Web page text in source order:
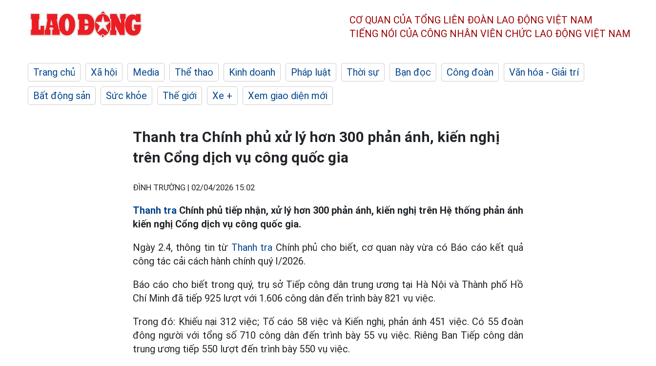
CƠ QUAN CỦA TỔNG LIÊN ĐOÀN LAO ĐỘNG VIỆT NAM
TIẾNG NÓI CỦA CÔNG NHÂN VIÊN CHỨC LAO ĐỘNG VIỆT NAM
Trang chủ Xã hội Media Thể thao Kinh doanh Pháp luật Thời sự Bạn đọc Công đoàn
Văn hóa - Giải trí
Bất động sản
Sức khỏe Thế giới Xe + Xem giao diện mới
Thanh tra Chính phủ xử lý hơn 300 phản ánh, kiến nghị
trên Cổng dịch vụ công quốc gia
ĐÌNH TRƯỜNG | 02/04/2026 15:02
Thanh tra Chính phủ tiếp nhận, xử lý hơn 300 phản ánh, kiến nghị trên Hệ thống phản ánh
kiến nghị Cổng dịch vụ công quốc gia.
Ngày 2.4, thông tin từ Thanh tra Chính phủ cho biết, cơ quan này vừa có Báo cáo kết quả
công tác cải cách hành chính quý I/2026.
Báo cáo cho biết trong quý, trụ sở Tiếp công dân trung ương tại Hà Nội và Thành phố Hồ
Chí Minh đã tiếp 925 lượt với 1.606 công dân đến trình bày 821 vụ việc.
Trong đó: Khiếu nại 312 việc; Tố cáo 58 việc và Kiến nghị, phản ánh 451 việc. Có 55 đoàn
đông người với tổng số 710 công dân đến trình bày 55 vụ việc. Riêng Ban Tiếp công dân
trung ương tiếp 550 lượt đến trình bày 550 vụ việc.